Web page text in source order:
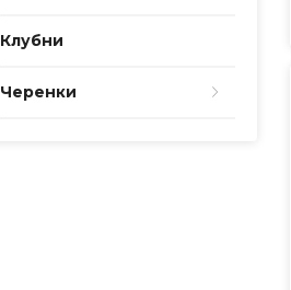
Клубни
Черенки